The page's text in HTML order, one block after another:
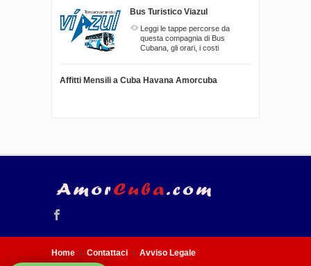
Bus Turistico Viazul
Leggi le tappe percorse da
questa compagnia di Bus
Cubana, gli orari, i costi
Affitti Mensili a Cuba Havana Amorcuba
Home Contattaci Avviso Legale